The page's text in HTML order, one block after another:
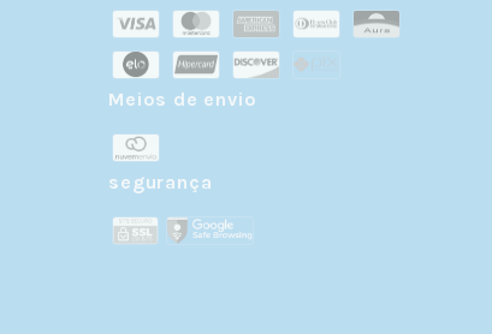
Meios de envio
segurança